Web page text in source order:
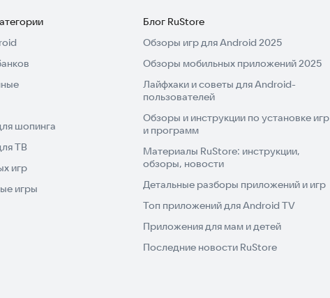
шопинга
ТВ
игр
игры
Блог RuStore
Обзоры игр для Android 2025
Обзоры мобильных приложений 2025
Лайфхаки и советы для Android-
пользователей
Обзоры и инструкции по установке игр
и программ
Материалы RuStore: инструкции,
обзоры, новости
Детальные разборы приложений и игр
Топ приложений для Android TV
Приложения для мам и детей
Последние новости RuStore